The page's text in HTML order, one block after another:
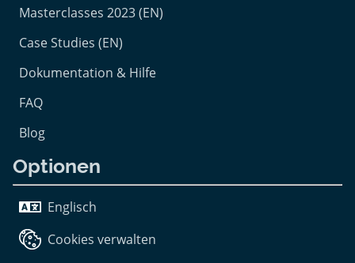
Masterclasses 2023 (EN)
Case Studies (EN)
Dokumentation & Hilfe
FAQ
Blog
Optionen
Englisch
Cookies verwalten